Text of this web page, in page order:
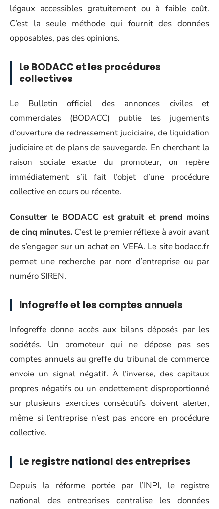
légaux accessibles gratuitement ou à faible coût.
C’est la seule méthode qui fournit des données
opposables, pas des opinions.
Le BODACC et les procédures
collectives
Le Bulletin officiel des annonces civiles et
commerciales (BODACC) publie les jugements
d’ouverture de redressement judiciaire, de liquidation
judiciaire et de plans de sauvegarde. En cherchant la
raison sociale exacte du promoteur, on repère
immédiatement s’il fait l’objet d’une procédure
collective en cours ou récente.
Consulter le BODACC est gratuit et prend moins
de cinq minutes. C’est le premier réflexe à avoir avant
de s’engager sur un achat en VEFA. Le site bodacc.fr
permet une recherche par nom d’entreprise ou par
numéro SIREN.
Infogreffe et les comptes annuels
Infogreffe donne accès aux bilans déposés par les
sociétés. Un promoteur qui ne dépose pas ses
comptes annuels au greffe du tribunal de commerce
envoie un signal négatif. À l’inverse, des capitaux
propres négatifs ou un endettement disproportionné
sur plusieurs exercices consécutifs doivent alerter,
même si l’entreprise n’est pas encore en procédure
collective.
Le registre national des entreprises
Depuis la réforme portée par l’INPI, le registre
national des entreprises centralise les données